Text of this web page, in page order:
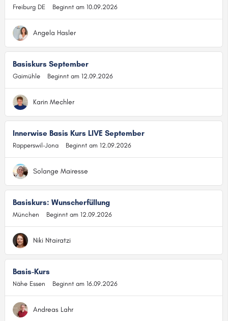
Freiburg DE Beginnt am 10.09.2026
Angela Hasler
Basiskurs September
Gaimühle Beginnt am 12.09.2026
Karin Mechler
Innerwise Basis Kurs LIVE September
Rapperswil-Jona Beginnt am 12.09.2026
Solange Mairesse
Basiskurs: Wunscherfüllung
München Beginnt am 12.09.2026
Niki Ntairatzi
Basis-Kurs
Nähe Essen Beginnt am 16.09.2026
Andreas Lahr